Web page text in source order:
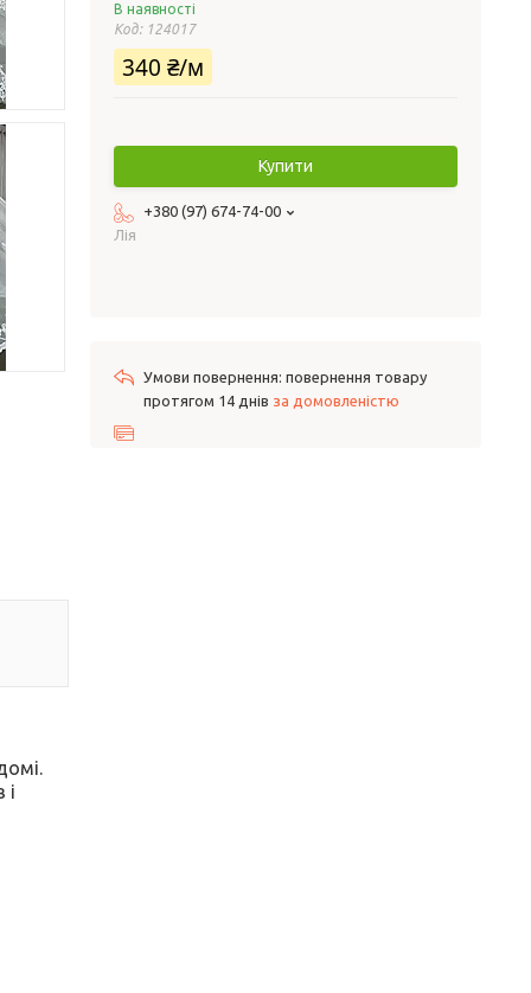
і
В наявності
Код: 124017
340 ₴/м
Купити
+380 (97) 674-74-00
Лія
повернення товару
протягом 14 днів за домовленістю